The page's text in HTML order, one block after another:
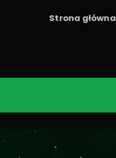
Strona główna